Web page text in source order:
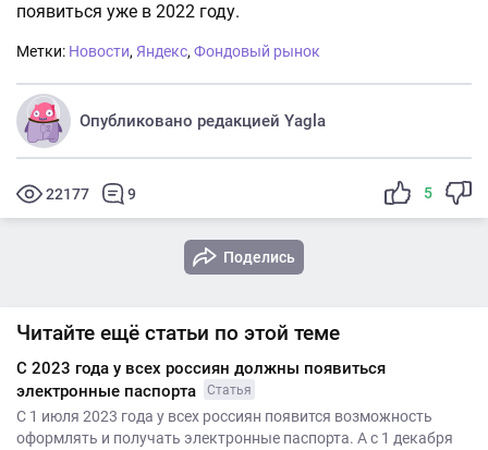
появиться уже в 2022 году.
Метки: Новости, Яндекс, Фондовый рынок
Опубликовано редакцией Yagla
22177 9 5
Поделись
Читайте ещё статьи по этой теме
С 2023 года у всех россиян должны появиться
электронные паспорта
Статья
С 1 июля 2023 года у всех россиян появится возможность
оформлять и получать электронные паспорта. А с 1 декабря